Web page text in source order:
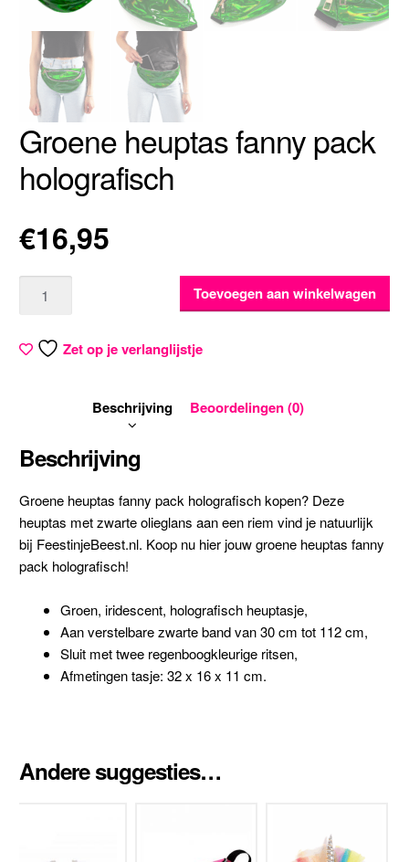
Groene heuptas fanny pack
holografisch
€16,95
Toevoegen aan winkelwagen
Zet op je verlanglijstje
Beschrijving Beoordelingen (0)
Beschrijving
Groene heuptas fanny pack holografisch kopen? Deze
heuptas met zwarte olieglans aan een riem vind je natuurlijk
bij FeestinjeBeest.nl. Koop nu hier jouw groene heuptas fanny
pack holografisch!
Groen, iridescent, holografisch heuptasje,
Aan verstelbare zwarte band van 30 cm tot 112 cm,
Sluit met twee regenboogkleurige ritsen,
Afmetingen tasje: 32 x 16 x 11 cm.
Andere suggesties…